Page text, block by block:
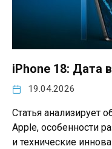
iPhone 18: Дата
19.04.2026
Статья анализирует
Apple, особенности
и технические